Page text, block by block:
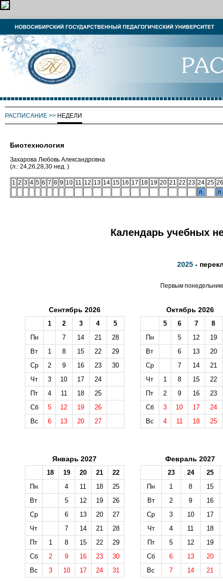
РАСПИСАНИЕ >> НЕДЕЛИ
Биотехнология
Захарова Любовь Александровна
(л.: 24,26,28,30 нед. )
1 2 3 4 5 6 7 8 9 10 11 12 13 14 15 16 17 18 19 20 21 22 23 24 25 26
л.
л.
Календарь учебных
2025 -
Первым
Сентябрь 2026
1 2 3 4
5
Пн
7 14 21
28
Вт
1 8 15 22
29
Ср
2 9 16 23
30
Чт
3 10 17
24
Пт
4 11 18
25
Сб
5 12 19
26
Вс
6 13 20 27
Октябрь 2026
5 6 7
8
Пн
5 12
19
Вт
6 13
20
Ср
7 14
21
Чт
1 8 15
22
Пт
2 9 16
23
Сб
3 10 17
24
Вс
4 11 18 25
Январь 2027
18 19 20 21
22
Пн
4 11 18
25
Вт
5 12 19
26
Ср
6 13 20
27
Чт
7 14 21
28
Пт
1 8 15 22
29
Сб
2 9 16 23
30
Вс
3 10 17 24 31
Февраль 2027
23 24
25
Пн
1 8
15
Вт
2 9
16
Ср
3 10
17
Чт
4 11
18
Пт
5 12
19
Сб
6 13
20
Вс
7 14 21